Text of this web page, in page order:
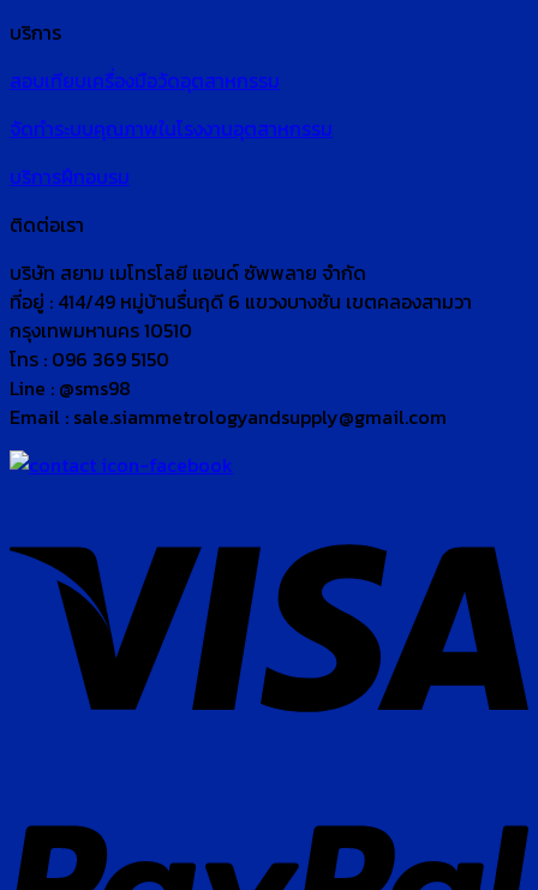
บริการ
สอบเทียบเครื่องมือวัดอุตสาหกรรม
จัดทำระบบคุณภาพในโรงงานอุตสาหกรรม
บริการฝึกอบรม
ติดต่อเรา
บริษัท สยาม เมโทรโลยี แอนด์ ซัพพลาย จำกัด
ที่อยู่ : 414/49 หมู่บ้านรื่นฤดี 6 แขวงบางชัน เขตคลองสามวา
กรุงเทพมหานคร 10510
โทร : 096 369 5150
Line : @sms98
Email : sale.siammetrologyandsupply@gmail.com